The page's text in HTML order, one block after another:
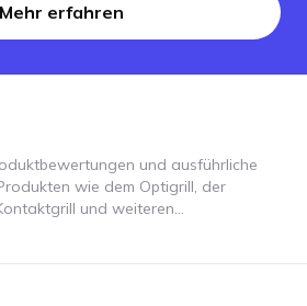
Mehr erfahren
und ausführliche
wie dem Optigrill, der
und weiteren